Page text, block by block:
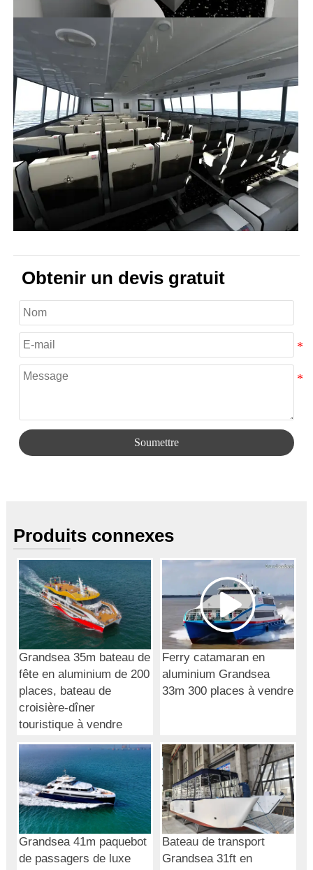
Obtenir un devis gratuit
Soumettre
Produits connexes
Grandsea 35m bateau de
fête en aluminium de 200
places, bateau de
croisière-dîner
touristique à vendre
Ferry catamaran en
aluminium Grandsea
33m 300 places à vendre
Grandsea 41m paquebot
de passagers de luxe
Bateau de transport
Grandsea 31ft en